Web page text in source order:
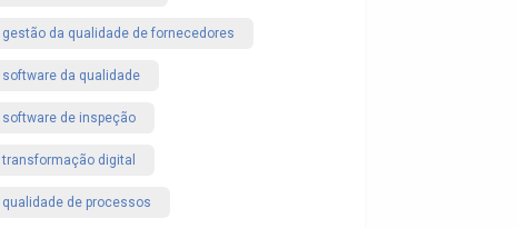
gestão da qualidade de fornecedores
software da qualidade
software de inspeção
transformação digital
qualidade de processos